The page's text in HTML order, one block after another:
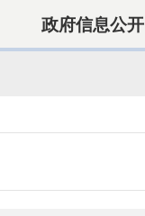
政府信息公开